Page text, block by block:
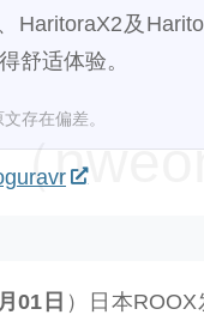
HaritoraX2及
舒适体验。
存在偏差。
01日 ）日本